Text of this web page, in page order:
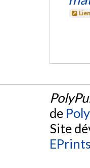
de
Site
EPrints